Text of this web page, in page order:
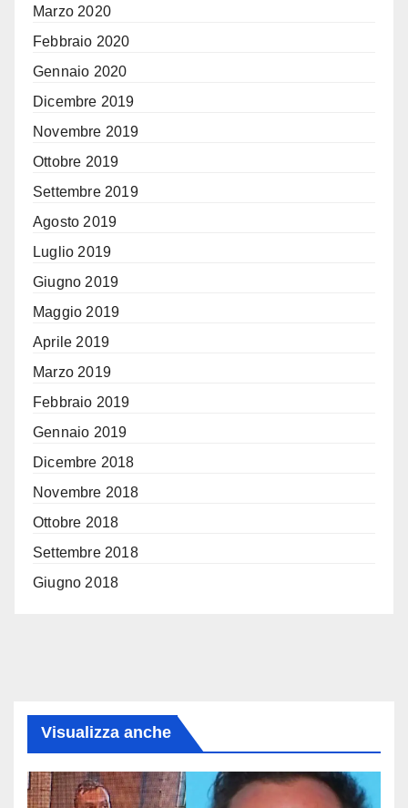
Marzo 2020
Febbraio 2020
Gennaio 2020
Dicembre 2019
Novembre 2019
Ottobre 2019
Settembre 2019
Agosto 2019
Luglio 2019
Giugno 2019
Maggio 2019
Aprile 2019
Marzo 2019
Febbraio 2019
Gennaio 2019
Dicembre 2018
Novembre 2018
Ottobre 2018
Settembre 2018
Giugno 2018
Visualizza anche